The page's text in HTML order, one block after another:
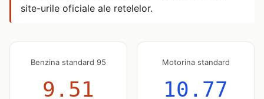
site-urile oficiale ale retelelor.
Benzina standard 95
9.51
Motorina standard
10.77